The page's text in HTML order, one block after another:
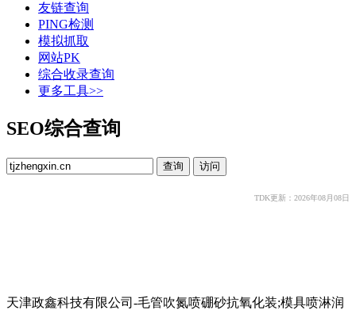
友链查询
PING检测
模拟抓取
网站PK
综合收录查询
更多工具>>
SEO综合查询
TDK更新：2026年08月08日
天津政鑫科技有限公司-毛管吹氮喷硼砂抗氧化装;模具喷淋润